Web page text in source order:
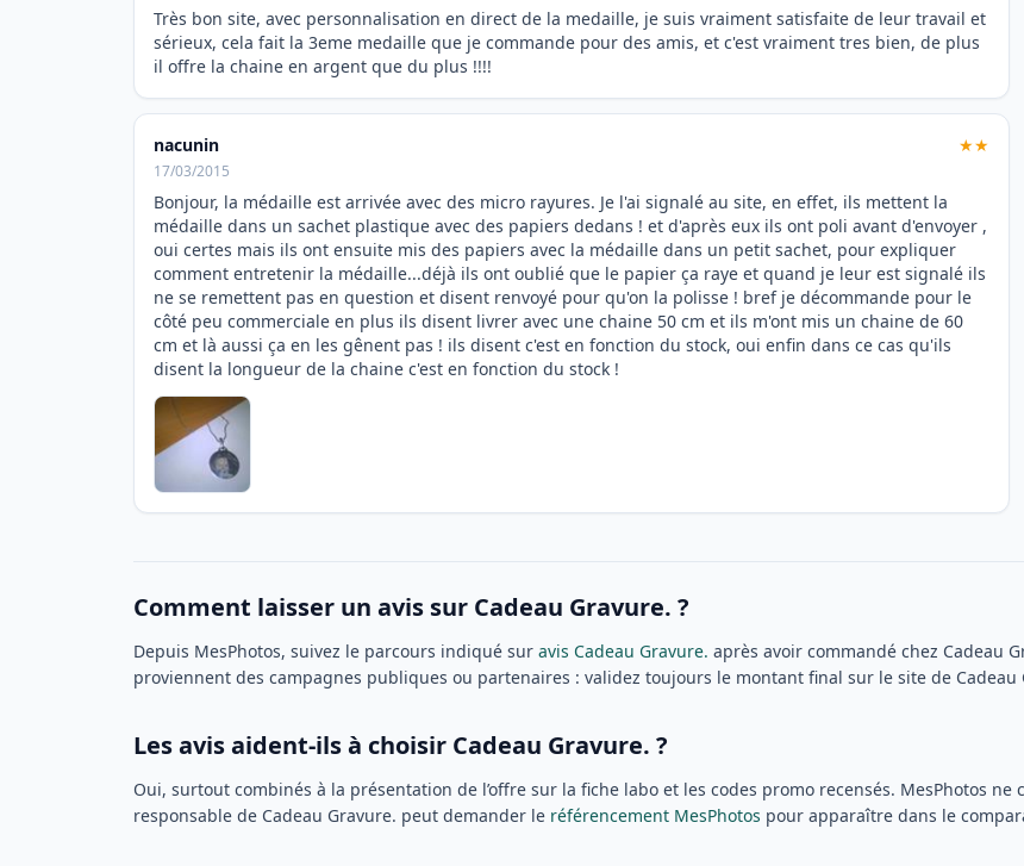
Très bon site, avec personnalisation en direct de la medaille, je suis vraiment satisfaite de leur travail et
sérieux, cela fait la 3eme medaille que je commande pour des amis, et c'est vraiment tres bien, de plus
il offre la chaine en argent que du plus !!!!
nacunin ★★
17/03/2015
Bonjour, la médaille est arrivée avec des micro rayures. Je l'ai signalé au site, en effet, ils mettent la
médaille dans un sachet plastique avec des papiers dedans ! et d'après eux ils ont poli avant d'envoyer ,
oui certes mais ils ont ensuite mis des papiers avec la médaille dans un petit sachet, pour expliquer
comment entretenir la médaille...déjà ils ont oublié que le papier ça raye et quand je leur est signalé ils
ne se remettent pas en question et disent renvoyé pour qu'on la polisse ! bref je décommande pour le
côté peu commerciale en plus ils disent livrer avec une chaine 50 cm et ils m'ont mis un chaine de 60
cm et là aussi ça en les gênent pas ! ils disent c'est en fonction du stock, oui enfin dans ce cas qu'ils
disent la longueur de la chaine c'est en fonction du stock !
Comment laisser un avis sur Cadeau Gravure. ?
Depuis MesPhotos, suivez le parcours indiqué sur avis Cadeau Gravure. après avoir commandé chez Cadeau
proviennent des campagnes publiques ou partenaires : validez toujours le montant final sur le site de Cadeau
Les avis aident-ils à choisir Cadeau Gravure. ?
Oui, surtout combinés à la présentation de l’offre sur la fiche labo et les codes promo recensés. MesPhotos ne
responsable de Cadeau Gravure. peut demander le référencement MesPhotos pour apparaître dans le